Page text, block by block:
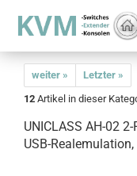
weiter »
Letzter »
12 Artikel in dieser
UNICLASS AH-02
USB-